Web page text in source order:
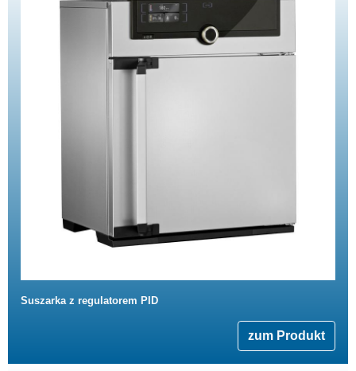
Suszarka z regulatorem PID
zum Produkt